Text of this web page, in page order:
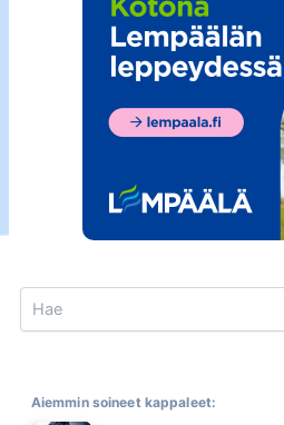
Search
Aiemmin soineet kappaleet: